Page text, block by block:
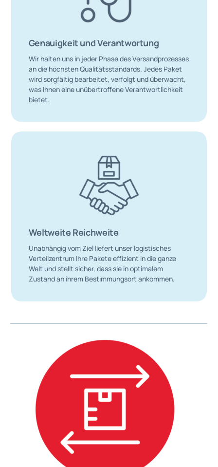
Genauigkeit und Verantwortung
Wir halten uns in jeder Phase des Versandprozesses
an die höchsten Qualitätsstandards. Jedes Paket
wird sorgfältig bearbeitet, verfolgt und überwacht,
was Ihnen eine unübertroffene Verantwortlichkeit
bietet.
Weltweite Reichweite
Unabhängig vom Ziel liefert unser logistisches
Verteilzentrum Ihre Pakete effizient in die ganze
Welt und stellt sicher, dass sie in optimalem
Zustand an ihrem Bestimmungsort ankommen.